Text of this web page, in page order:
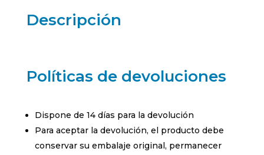
Descripción
Políticas de devoluciones
Dispone de 14 días para la devolución
Para aceptar la devolución, el producto debe
conservar su embalaje original, permanecer